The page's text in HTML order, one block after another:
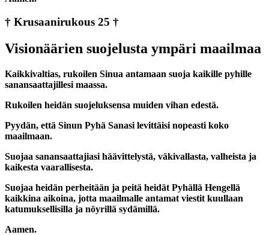
† Krusaanirukous 25 †
Visionäärien suojelusta ympäri maailmaa
Kaikkivaltias, rukoilen Sinua antamaan suoja kaikille pyhille
sanansaattajillesi maassa.
Rukoilen heidän suojeluksensa muiden vihan edestä.
Pyydän, että Sinun Pyhä Sanasi levittäisi nopeasti koko
maailmaan.
Suojaa sanansaattajiasi häävittelystä, väkivallasta, valheista ja
kaikesta vaarallisesta.
Suojaa heidän perheitään ja peitä heidät Pyhällä Hengellä
kaikkina aikoina, jotta maailmalle antamat viestit kuullaan
katumuksellisilla ja nöyrillä sydämillä.
Aamen.